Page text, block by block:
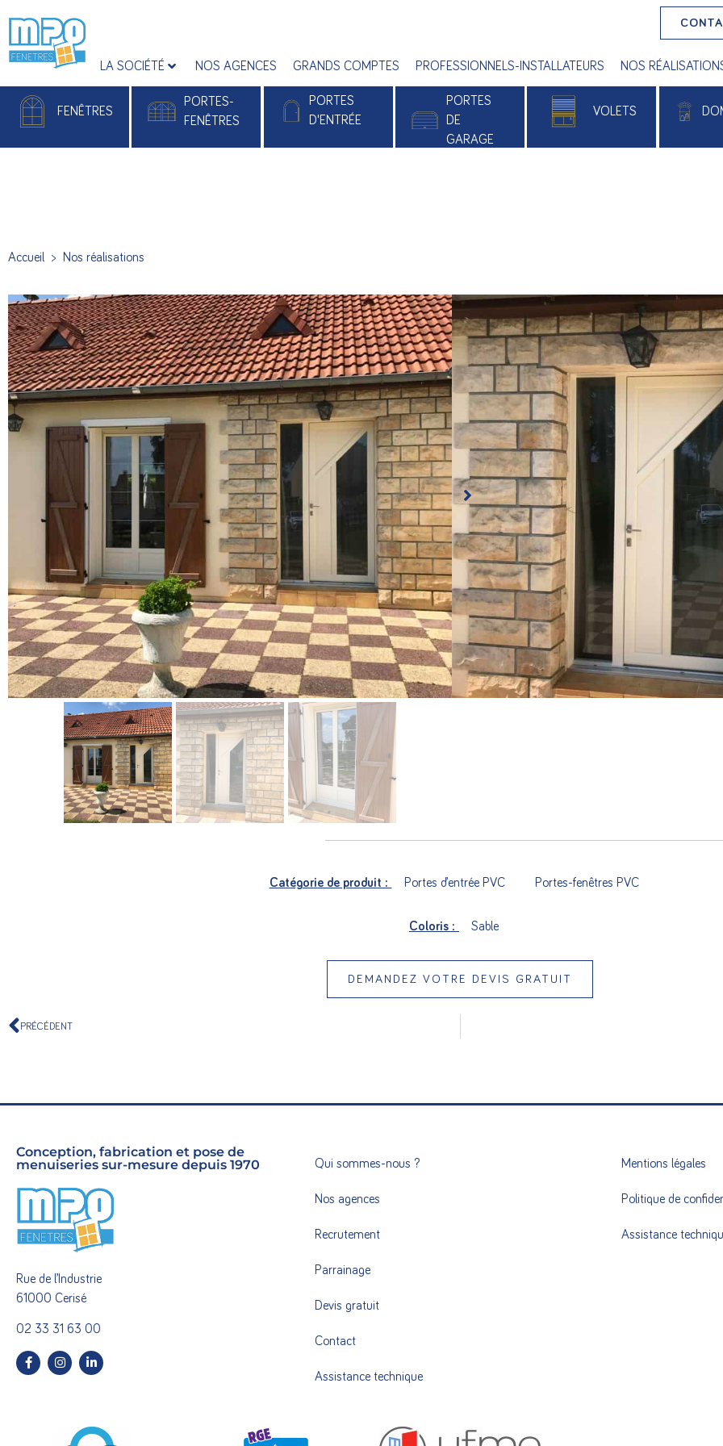
LA SOCIÉTÉ NOS AGENCES GRANDS COMPTES PROFESSIONNELS-INSTALLATEURS NOS
FENÊTRES
PORTES-
FENÊTRES
PORTES
D'ENTRÉE
Monobloc Plaxé
PORTES
DE
GARAGE
VOLETS
Accueil > Nos réalisations
Rénovation tout en PVC couleur sable qui se
parfaitement pas le revêtement de la maison, et
laisse ressortir de détail de la pierre.
Porte d’entrée PVC
🖼 Vitrage déco Chinchilla
Porte-fenêtre PVC
🖼 Vitrage avec petits bois inox
Sable
Catégorie de produit : Portes d’entrée PVC Portes-fenêtres PVC
Coloris : Sable
DEMANDEZ VOTRE DEVIS GRATUIT
PRÉCÉDENT
Conception, fabrication et pose de
menuiseries sur-mesure depuis 1970
Rue de l’Industrie
61000 Cerisé
02 33 31 63 00
Qui sommes-nous ?
Nos agences
Recrutement
Parrainage
Devis gratuit
Contact
Assistance technique
Mentions légales
Politique de
Assistance